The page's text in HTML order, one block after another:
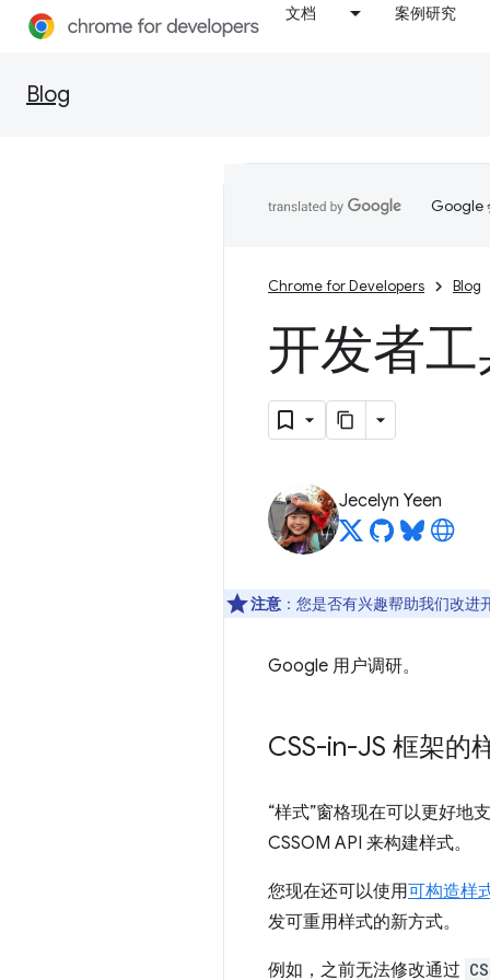
文档 案例研究
Blog
Google
Chrome for Developers Blog
开发者
Jecelyn Yeen
注意 ：您是否有兴趣帮助我们改进
Google 用户调研。
CSS-in-JS 框架的
“样式”窗格现在可以更好地
CSSOM API 来构建样式。
您现在还可以使用可构造样
发可重用样式的新方式。
例如，之前无法修改通过